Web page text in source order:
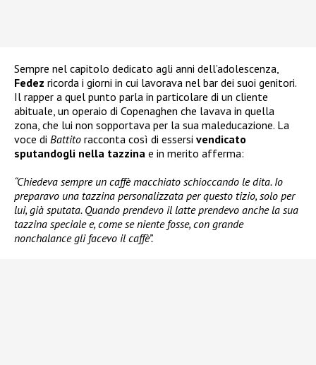
Sempre nel capitolo dedicato agli anni dell’adolescenza,
Fedez ricorda i giorni in cui lavorava nel bar dei suoi genitori.
Il rapper a quel punto parla in particolare di un cliente
abituale, un operaio di Copenaghen che lavava in quella
zona, che lui non sopportava per la sua maleducazione. La
voce di Battito racconta così di essersi vendicato
sputandogli nella tazzina e in merito afferma:
“Chiedeva sempre un caffè macchiato schioccando le dita. Io
preparavo una tazzina personalizzata per questo tizio, solo per
lui, già sputata. Quando prendevo il latte prendevo anche la sua
tazzina speciale e, come se niente fosse, con grande
nonchalance gli facevo il caffè”.